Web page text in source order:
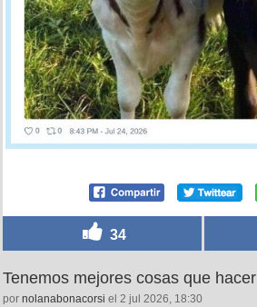
34
Tenemos mejores cosas que hacer
por nolanabonacorsi el 2 jul 2026, 18:30